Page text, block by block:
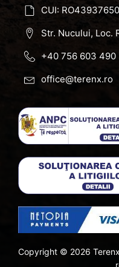
CUI:
Str. Nucului, Loc.
+40 756 603 490
office@terenx.ro
Copyright © 2026